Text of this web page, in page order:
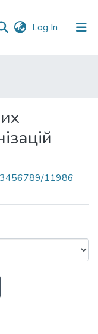
Log In (current)
11986